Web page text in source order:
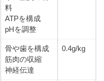
料
ATPを構成
pHを調整
骨や歯を構成
筋肉の収縮
神経伝達
0.4g/kg